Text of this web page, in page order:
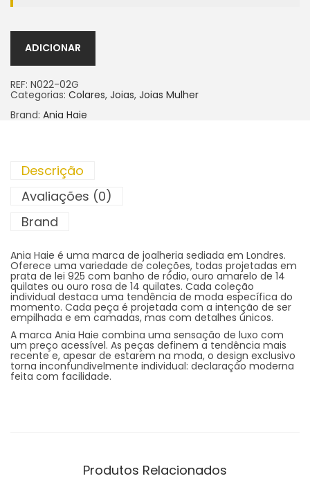
ADICIONAR
REF: N022-02G
Categorias: Colares, Joias, Joias Mulher
Brand: Ania Haie
Descrição
Avaliações (0)
Brand
Ania Haie é uma marca de joalheria sediada em Londres.
Oferece uma variedade de coleções, todas projetadas em
prata de lei 925 com banho de ródio, ouro amarelo de 14
quilates ou ouro rosa de 14 quilates. Cada coleção
individual destaca uma tendência de moda específica do
momento. Cada peça é projetada com a intenção de ser
empilhada e em camadas, mas com detalhes únicos.
A marca Ania Haie combina uma sensação de luxo com
um preço acessível. As peças definem a tendência mais
recente e, apesar de estarem na moda, o design exclusivo
torna inconfundivelmente individual: declaração moderna
feita com facilidade.
Produtos Relacionados